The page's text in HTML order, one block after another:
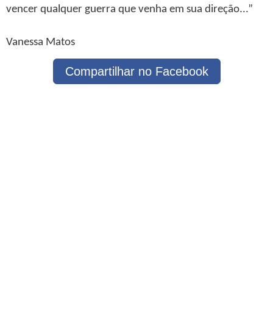
vencer qualquer guerra que venha em sua direção...”
Vanessa Matos
Compartilhar no Facebook